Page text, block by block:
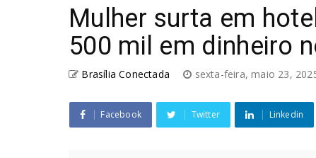
Mulher surta em
500 mil em dinheiro
Brasília Conectada sexta-feira, maio 23,
Facebook Twitter Linkedin